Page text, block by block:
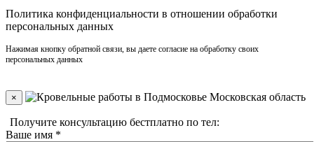
Политика конфиденциальности в отношении обработки
персональных данных
Нажимая кнопку обратной связи, вы даете согласие на обработку своих
персональных данных
×
Получите консультацию бестплатно по тел:
Ваше имя *